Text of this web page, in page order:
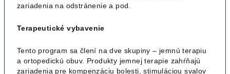
zariadenia na odstránenie a pod.
Terapeutické vybavenie
Tento program sa člení na dve skupiny – jemnú terapiu
a ortopedickú obuv. Produkty jemnej terapie zahŕňajú
zariadenia pre kompenzáciu bolesti, stimuláciou svalov